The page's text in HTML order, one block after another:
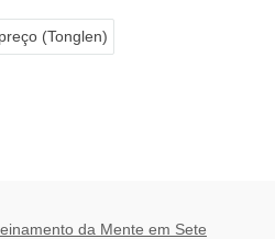
(Tonglen)
da Mente em Sete